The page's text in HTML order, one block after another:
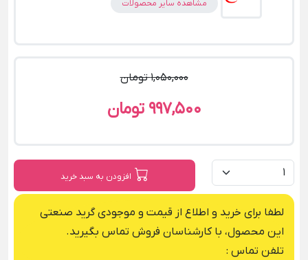
مشاهده سایر محصولات
1,050,000 تومان
997,500 تومان
افزودن به سبد خرید
لطفا برای خرید و اطلاع از قیمت و موجودی گرید صنعتی
این محصول، با کارشناسان فروش تماس بگیرید.
تلفن تماس :